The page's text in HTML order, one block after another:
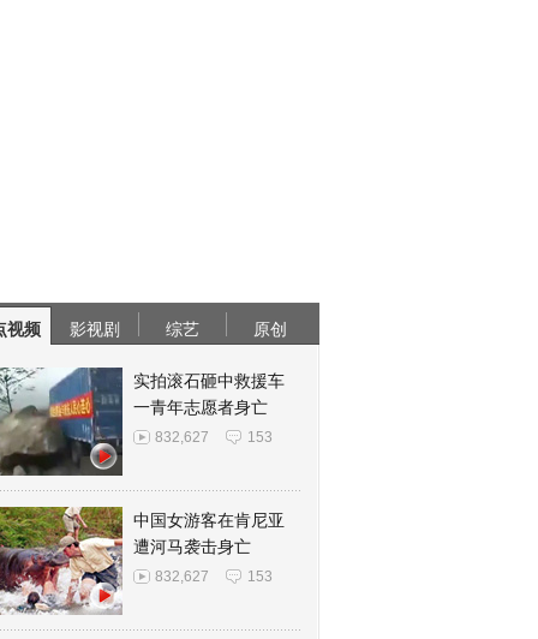
视频 影视剧 综艺 原创
实拍滚石砸中救援车
一青年志愿者身亡
832,627 153
中国女游客在肯尼亚
遭河马袭击身亡
832,627 153